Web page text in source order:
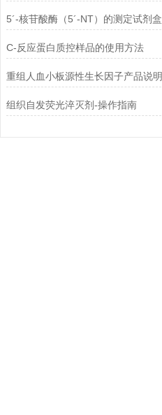
C-反应蛋白质控样品的使用方法
重组人血小板源性生长因子产品说明
组织自发荧光淬灭剂-操作指南